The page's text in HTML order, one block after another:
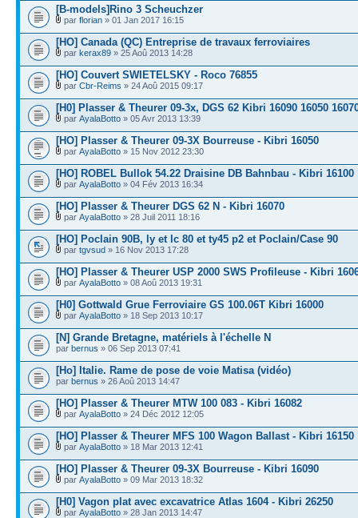
[B-models]Rino 3 Scheuchzer
par florian » 01 Jan 2017 16:15
[HO] Canada (QC) Entreprise de travaux ferroviaires
par kerax89 » 25 Aoû 2013 14:28
[HO] Couvert SWIETELSKY - Roco 76855
par Cbr-Reims » 24 Aoû 2015 09:17
[H0] Plasser & Theurer 09-3x, DGS 62 Kibri 16090 16050
par AyalaBotto » 05 Avr 2013 13:39
[HO] Plasser & Theurer 09-3X Bourreuse - Kibri 16050
par AyalaBotto » 15 Nov 2012 23:30
[HO] ROBEL Bullok 54.22 Draisine DB Bahnbau - Kibri 16100
par AyalaBotto » 04 Fév 2013 16:34
[HO] Plasser & Theurer DGS 62 N - Kibri 16070
par AyalaBotto » 28 Juil 2011 18:16
[HO] Poclain 90B, ly et lc 80 et ty45 p2 et Poclain/Case 90
par tgvsud » 16 Nov 2013 17:28
[HO] Plasser & Theurer USP 2000 SWS Profileuse - Kibri
par AyalaBotto » 08 Aoû 2013 19:31
[H0] Gottwald Grue Ferroviaire GS 100.06T Kibri 16000
par AyalaBotto » 18 Sep 2013 10:17
[N] Grande Bretagne, matériels à l'échelle N
par bernus » 06 Sep 2013 07:41
[Ho] Italie. Rame de pose de voie Matisa (vidéo)
par bernus » 26 Aoû 2013 14:47
[HO] Plasser & Theurer MTW 100 083 - Kibri 16082
par AyalaBotto » 24 Déc 2012 12:05
[HO] Plasser & Theurer MFS 100 Wagon Ballast - Kibri 16150
par AyalaBotto » 18 Mar 2013 12:41
[HO] Plasser & Theurer 09-3X Bourreuse - Kibri 16090
par AyalaBotto » 09 Mar 2013 18:32
[H0] Vagon plat avec excavatrice Atlas 1604 - Kibri 26250
par AyalaBotto » 28 Jan 2013 14:47